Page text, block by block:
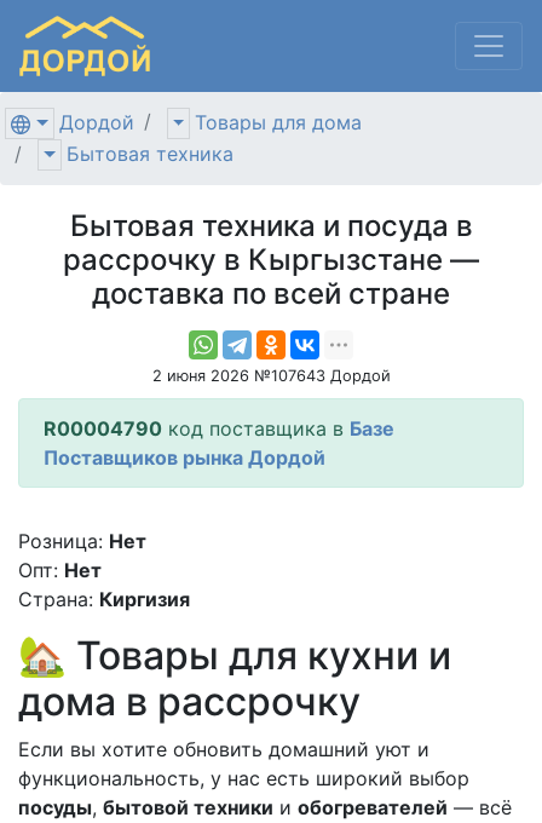
Дордой
Товары для дома
Бытовая техника
Бытовая техника и посуда в
рассрочку в Кыргызстане —
доставка по всей стране
2 июня 2026 №107643 Дордой
R00004790 код поставщика в Базе
Поставщиков рынка Дордой
Розница: Нет
Опт: Нет
Страна: Киргизия
🏡 Товары для кухни и
дома в рассрочку
Если вы хотите обновить домашний уют и
функциональность, у нас есть широкий выбор
посуды, бытовой техники и обогревателей — всё